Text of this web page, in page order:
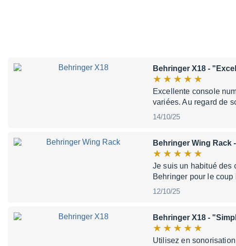
Behringer X18 -
Excellente console
variées. Au regard de
14/10/25
Behringer Wing Rack
Je suis un habitué des
Behringer pour le
12/10/25
Behringer X18 -
Utilisez en